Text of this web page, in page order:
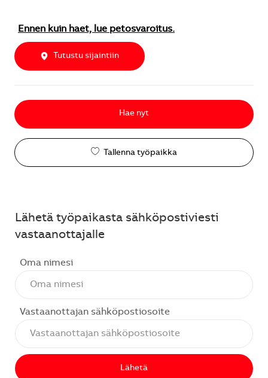
Ennen kuin haet, lue petosvaroitus.
Tutustu sijaintiin
Hae nyt
Tallenna työpaikka
Lähetä työpaikasta sähköpostiviesti
vastaanottajalle
Oma nimesi
Vastaanottajan sähköpostiosoite
Lähetä